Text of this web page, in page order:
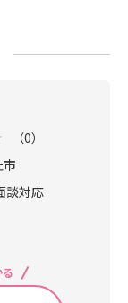
（0）
市
談対応